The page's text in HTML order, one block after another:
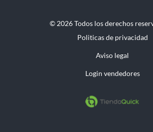
© 2026 Todos los derechos
Politicas de privacidad
Aviso legal
Login vendedores